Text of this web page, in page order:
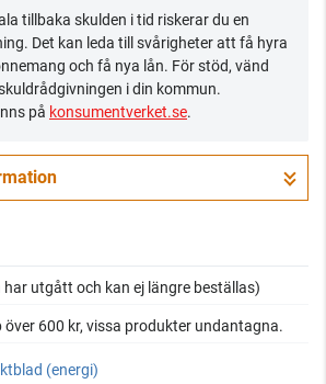
tillbaka skulden i tid riskerar du en
Det kan leda till svårigheter att få hyra
och få nya lån. För stöd, vänd
i din kommun.
på konsumentverket.se.
har utgått och kan ej längre beställas)
över 600 kr, vissa produkter undantagna.
(energi)